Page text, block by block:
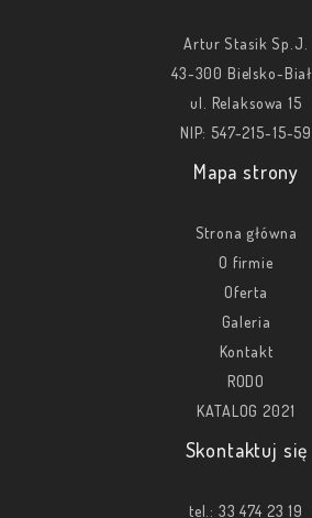
Artur Stasik Sp.J.
43-300 Bielsko-
ul. Relaksowa 15
NIP: 547-215-15-59
Mapa strony
Strona główna
O firmie
Oferta
Galeria
Kontakt
RODO
KATALOG 2021
Skontaktuj się
tel.: 33 474 23 19